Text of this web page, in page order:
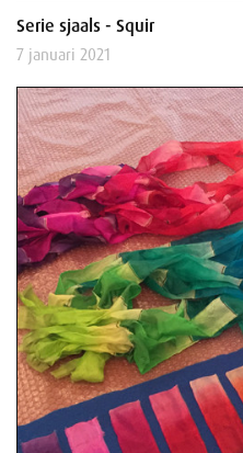
Serie sjaals - Squir
7 januari 2021